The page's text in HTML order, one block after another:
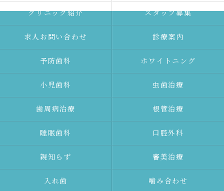
クリニック紹介 スタッフ募集
求人お問い合わせ 診療案内
予防⻭科 ホワイトニング
⼩児⻭科 ⾍⻭治療
⻭周病治療 根管治療
睡眠歯科 口腔外科
親知らず 審美治療
⼊れ⻭ 噛み合わせ